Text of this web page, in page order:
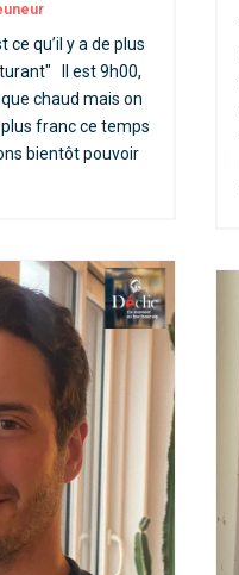
ce qu’il y a de plus
Il est 9h00,
chaud mais on
franc ce temps
bientôt pouvoir